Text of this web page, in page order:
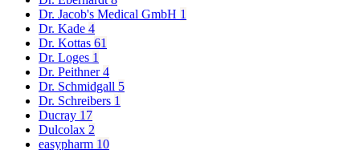
Dr. Jacob's Medical GmbH 1
Dr. Kade 4
Dr. Kottas 61
Dr. Loges 1
Dr. Peithner4
Dr. Schmidgall 5
Dr. Schreibers 1
Ducray 17
Dulcolax 2
easypharm 10